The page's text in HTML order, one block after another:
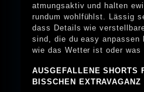
atmungsaktiv und halten
rundum wohlfühlst. Lässig
dass Details wie
sind, die du easy anpassen
wie das Wetter ist oder was
AUSGEFALLENE SHORTS
BISSCHEN